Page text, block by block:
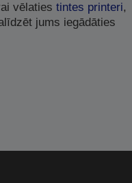
vēlatiestintes printeri,
jums iegādāties